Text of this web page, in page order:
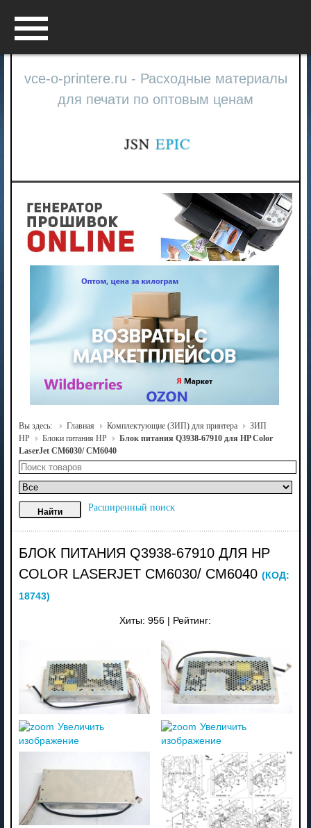
vce-o-printere.ru - Расходные материалы
для печати по оптовым ценам
Вы здесь: Главная Комплектующие (ЗИП) для принтера
ЗИП
HP
Блоки питания HP
Блок питания Q3938-67910 для HP Color
LaserJet CM6030/ CM6040
Расширенный поиск
БЛОК ПИТАНИЯ Q3938-67910 ДЛЯ HP
COLOR LASERJET CM6030/ CM6040 (КОД:
18743)
Хиты: 956 Рейтинг:
Увеличить
изображение
Увеличить
изображение